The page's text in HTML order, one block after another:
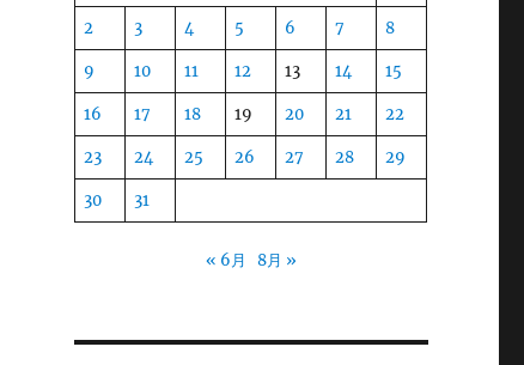
2 3 4 5 6 7 8
9 10 11 12 13 14 15
16 17 18 19 20 21 22
23 24 25 26 27 28 29
30 31
« 6月 8月 »